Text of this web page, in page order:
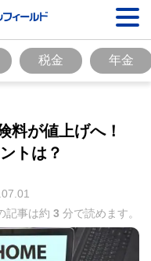
税金 年金
料が値上げへ！
トは？
記事は約 3 分で読めます。